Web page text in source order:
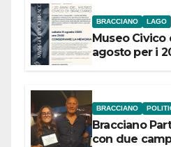
BRACCIANO LAGO
Museo Civico
agosto per i
BRACCIANO
Bracciano
con due